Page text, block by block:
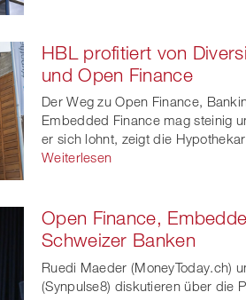
HBL profitiert von
und Open Finance
Der Weg zu Open Finance,
Embedded Finance mag steinig
er sich lohnt, zeigt die
Weiterlesen
Open Finance,
Schweizer Banken
Ruedi Maeder (MoneyToday.ch)
(Synpulse8) diskutieren über die